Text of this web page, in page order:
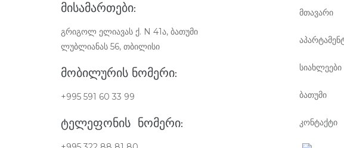
ᲛᲘᲡᲐᲛᲐᲠᲗᲔᲑᲘ:
გრიგოლ ელიავას ქ. N 41ა, ბათუმი
ლუბლიანას 56, თბილისი
ᲛᲝᲑᲘᲚᲣᲠᲘᲡ ᲜᲝᲛᲔᲠᲘ:
+995 591 60 33 99
ᲢᲔᲚᲔᲤᲝᲜᲘᲡ ᲜᲝᲛᲔᲠᲘ:
მთავარი
სიახლეები
ბათუმი
კონტაქტი